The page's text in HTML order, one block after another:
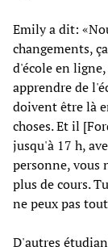
Emily a dit:
changements,
d'école en
apprendre de
doivent être là
choses. Et il
jusqu'à 17 h,
personne, vous
plus de cours.
ne peux pas
D'autres